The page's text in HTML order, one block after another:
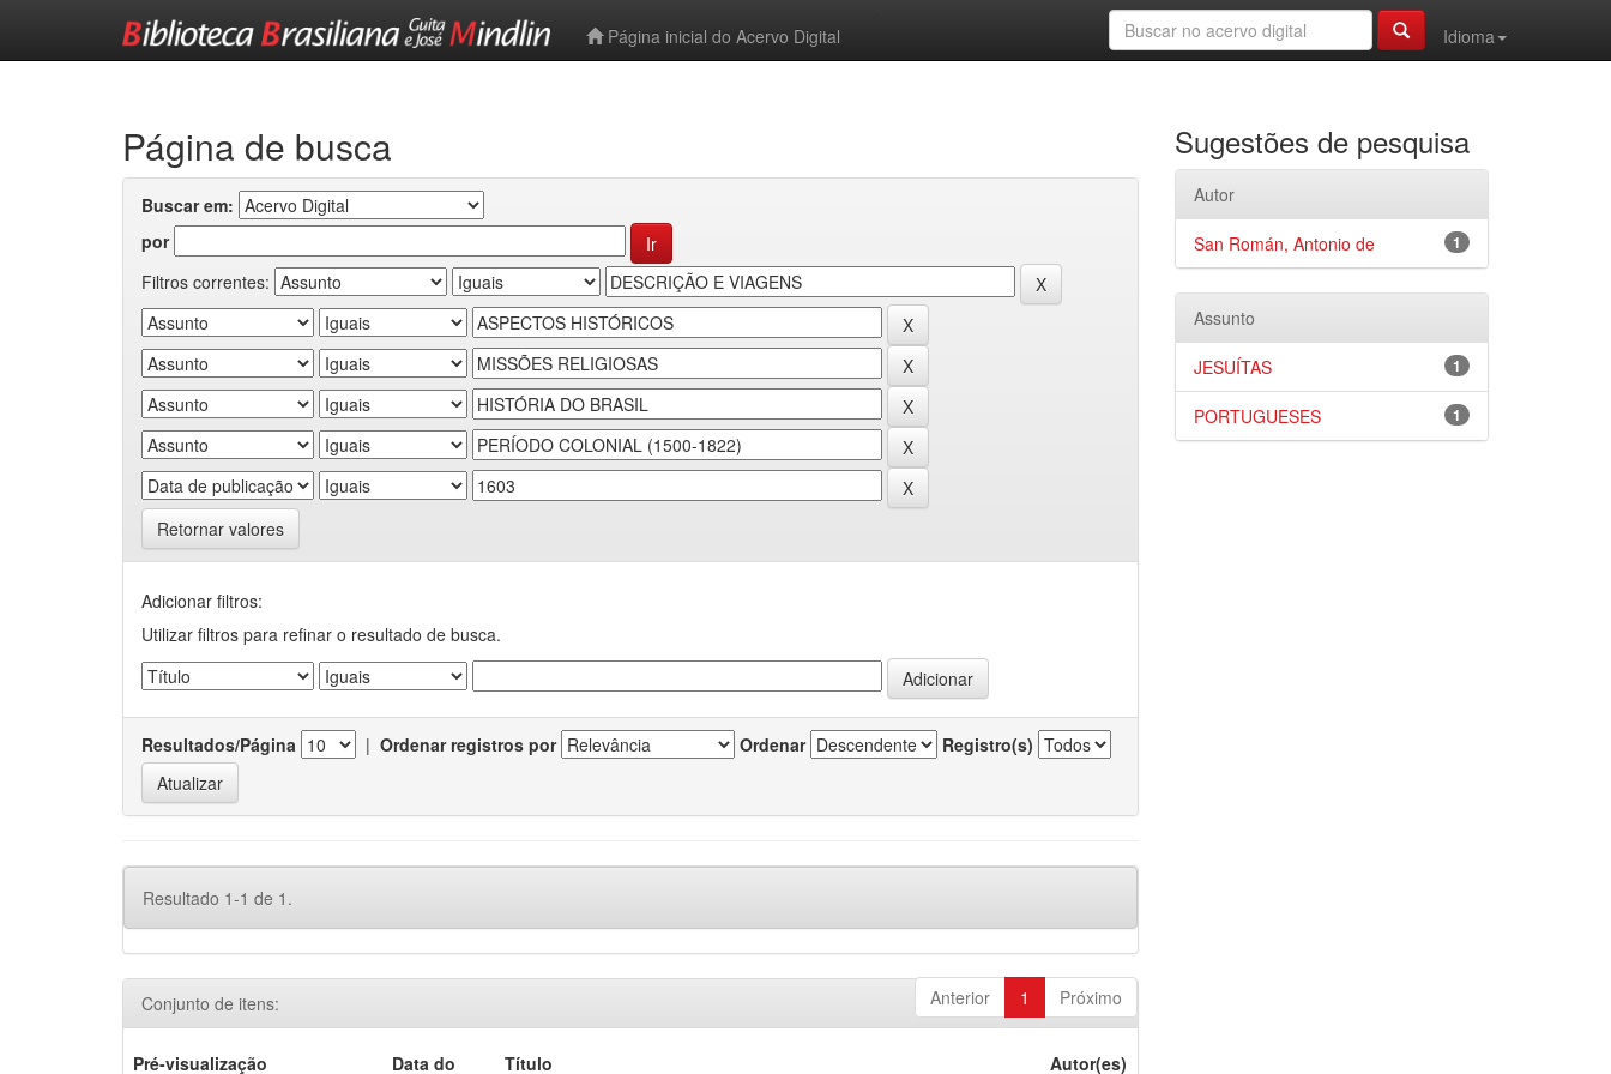
Página inicial do Acervo Digital
Idioma
Página de busca
Buscar em:
por
Filtros correntes:
Retornar valores
Adicionar filtros:
Utilizar filtros para refinar o resultado de busca.
Resultados/Página | Ordenar registros por Ordenar Registro(s)
Resultado 1-1 de 1.
Anterior 1 Próximo
Conjunto de itens:
Pré-visualização
Data do
Título Autor(es)
Sugestões de pesquisa
Autor
1
San Román, Antonio de
Assunto
1
JESUÍTAS
1
PORTUGUESES